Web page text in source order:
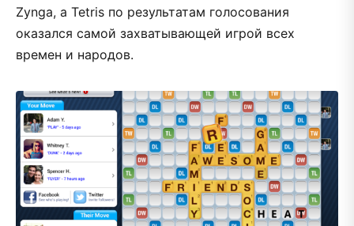
Zynga, а Tetris по результатам голосования
оказался самой захватывающей игрой всех
времен и народов.